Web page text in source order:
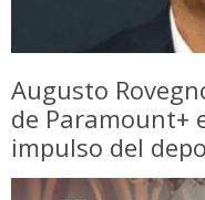
Augusto
de Paramount+
impulso del